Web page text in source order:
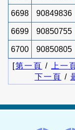
6698 90849836
6699 90850755
6700 90850805
[第一頁 / 上一
下一頁 /